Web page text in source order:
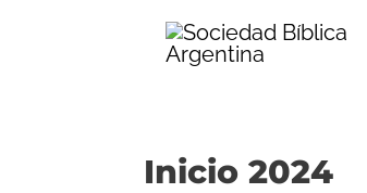
Inicio 2024